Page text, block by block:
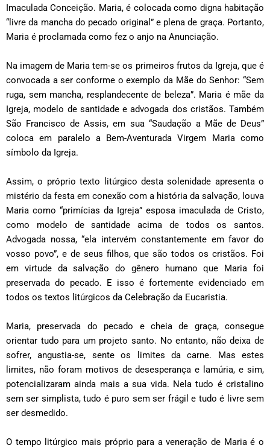
Imaculada Conceição. Maria, é colocada como digna habitação
“livre da mancha do pecado original” e plena de graça. Portanto,
Maria é proclamada como fez o anjo na Anunciação.
Na imagem de Maria tem-se os primeiros frutos da Igreja, que é
convocada a ser conforme o exemplo da Mãe do Senhor: “Sem
ruga, sem mancha, resplandecente de beleza”. Maria é mãe da
Igreja, modelo de santidade e advogada dos cristãos. Também
São Francisco de Assis, em sua “Saudação a Mãe de Deus”
coloca em paralelo a Bem-Aventurada Virgem Maria como
símbolo da Igreja.
Assim, o próprio texto litúrgico desta solenidade apresenta o
mistério da festa em conexão com a história da salvação, louva
Maria como “primícias da Igreja” esposa imaculada de Cristo,
como modelo de santidade acima de todos os santos.
Advogada nossa, “ela intervém constantemente em favor do
vosso povo”, e de seus filhos, que são todos os cristãos. Foi
em virtude da salvação do gênero humano que Maria foi
preservada do pecado. E isso é fortemente evidenciado em
todos os textos litúrgicos da Celebração da Eucaristia.
Maria, preservada do pecado e cheia de graça, consegue
orientar tudo para um projeto santo. No entanto, não deixa de
sofrer, angustia-se, sente os limites da carne. Mas estes
limites, não foram motivos de desesperança e lamúria, e sim,
potencializaram ainda mais a sua vida. Nela tudo é cristalino
sem ser simplista, tudo é puro sem ser frágil e tudo é livre sem
ser desmedido.
O tempo litúrgico mais próprio para a veneração de Maria é o